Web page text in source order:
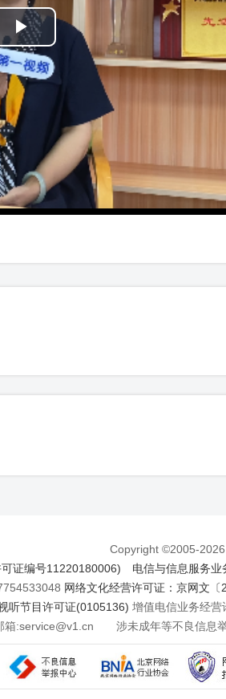
Play
Video
Copyright ©2005-
证编号11220180006)
电信与信息服务
网络文化经营许可证：京网文
听节目许可证(0105136) 增值电信业务经营
箱:service@v1.cn 涉未成年等不良信